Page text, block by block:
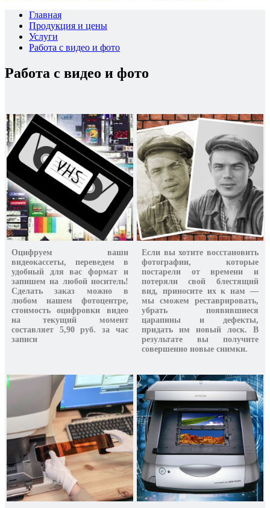
Главная
Продукция и цены
Услуги
Работа с видео и фото
Работа с видео и фото
Оцифруем ваши
видеокассеты, переведем в
удобный для вас формат и
запишем на любой носитель!
Сделать заказ можно в
любом нашем фотоцентре,
стоимость оцифровки видео
на текущий момент
составляет 5,90 руб. за час
записи
Если вы хотитевосстановить
фотографии, которые
постарели от времени и
потеряли свой блестящий
вид, приносите их к нам —
мы сможем реставрировать,
убрать появившиеся
царапины и дефекты,
придать им новый лоск. В
результате вы получите
совершенно новые снимки.